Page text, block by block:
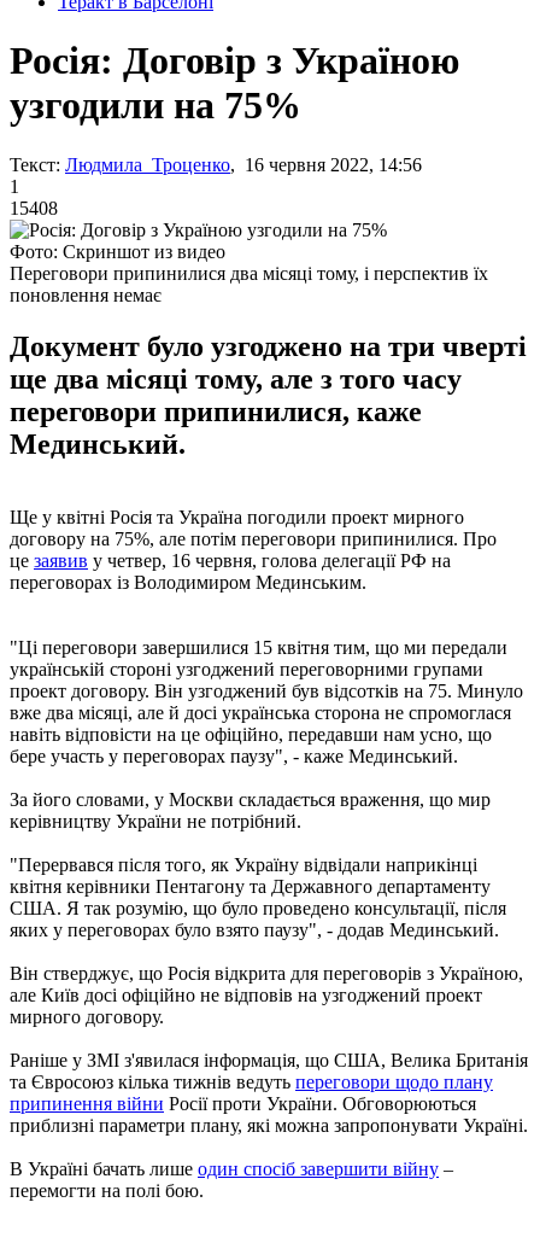
Росія: Договір з Україною
узгодили на 75%
Текст: Людмила Троценко, 16 червня 2022, 14:56
1
15408
Фото: Скриншот из видео
Переговори припинилися два місяці тому, і перспектив їх
поновлення немає
Документ було узгоджено на три чверті
ще два місяці тому, але з того часу
переговори припинилися, каже
Мединський.
Ще у квітні Росія та Україна погодили проект мирного
договору на 75%, але потім переговори припинилися. Про
це заявив у четвер, 16 червня, голова делегації РФ на
переговорах із Володимиром Мединським.
"Ці переговори завершилися 15 квітня тим, що ми передали
українській стороні узгоджений переговорними групами
проект договору. Він узгоджений був відсотків на 75. Минуло
вже два місяці, але й досі українська сторона не спромоглася
навіть відповісти на це офіційно, передавши нам усно, що
бере участь у переговорах паузу", - каже Мединський.
За його словами, у Москви складається враження, що мир
керівництву України не потрібний.
"Перервався після того, як Україну відвідали наприкінці
квітня керівники Пентагону та Державного департаменту
США. Я так розумію, що було проведено консультації, після
яких у переговорах було взято паузу", - додав Мединський.
Він стверджує, що Росія відкрита для переговорів з Україною,
але Київ досі офіційно не відповів на узгоджений проект
мирного договору.
Раніше у ЗМІ з'явилася інформація, що США, Велика Британія
та Євросоюз кілька тижнів ведуть переговори щодо плану
припинення війни Росії проти України. Обговорюються
приблизні параметри плану, які можна запропонувати Україні.
В Україні бачать лише один спосіб завершити війну –
перемогти на полі бою.